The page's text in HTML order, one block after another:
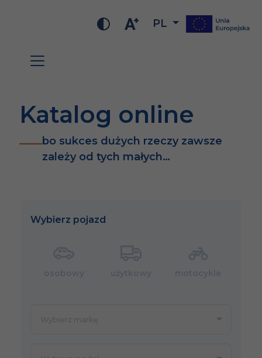
PL
Katalog online
bo sukces dużych rzeczy zawsze
zależy od tych małych…
Wybierz pojazd